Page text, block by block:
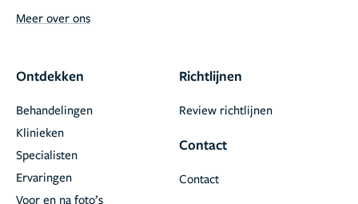
Meer over ons
Ontdekken
Behandelingen
Klinieken
Specialisten
Ervaringen
Voor en na foto’s
Richtlijnen
Review richtlijnen
Contact
Contact